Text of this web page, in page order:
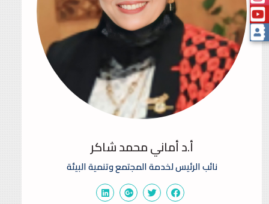
أ.د أماني محمد شاكر
نائب الرئيس لخدمة المجتمع وتنمية البيئة